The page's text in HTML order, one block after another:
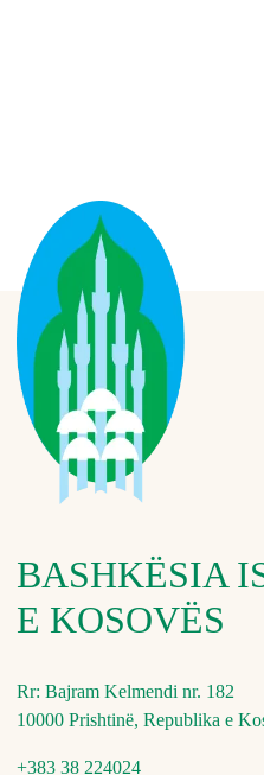
BASHKËSIA
E KOSOVËS
Rr: Bajram Kelmendi nr. 182
10000 Prishtinë, Republika e
+383 38 224024